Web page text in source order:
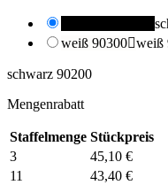
weiß 90300weiß
schwarz 90200
Mengenrabatt
Staffelmenge Stückpreis
3
45,10 €
11
43,40 €